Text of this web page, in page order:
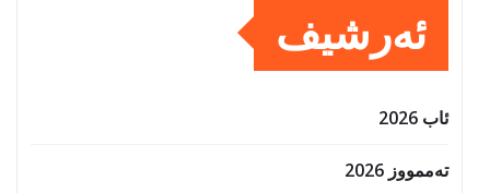
ئەرشیف
ئاب 2026
تەممووز 2026